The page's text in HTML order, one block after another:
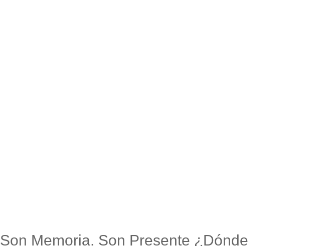
Son Memoria. Son Presente ¿Dónde